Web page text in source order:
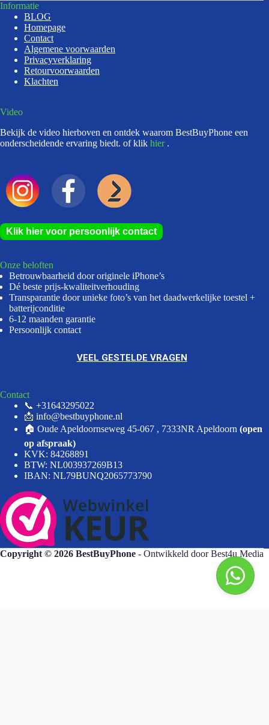
Informatie
BLOG
Homepage
Contact
Algemene voorwaarden
Privacyverklaring
Retourvoorwaarden
Klachten
Video
Bekijk de video hierboven en ontdek waarom BestBuyPhone een
onderscheidende ervaring biedt. of klik hier .
Klik hier voor persoonlijk contact
Onze beloften
Betrouwbaarheid door originele iPhone’s
Dé beste prijs-kwaliteitverhouding
Transparantie door unieke foto’s van het daadwerkelijke toestel +
batterijconditie
6-12 maanden garantie
Persoonlijk contact
VEEL GESTELDE VRAGEN
Contact
📞 +31643295022
📩 info@bestbuyphone.nl
🏠 Oude Apeldoornseweg 45-067 , 7333NR Apeldoorn (open
op afspraak)
KVK: 84268891
BTW: NL003937269B13
IBAN: NL79BUNQ2065773790
Copyright © 2026 BestBuyPhone - Ontwikkeld doorBest4u Media